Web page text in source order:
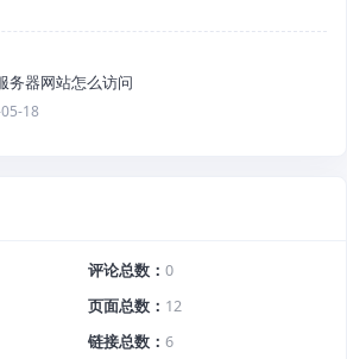
务器网站怎么访问
18
评论总数
0
页面总数
12
链接总数
6